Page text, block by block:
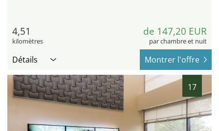
4,51
kilomètres
de 147,20 EUR
par chambre et nuit
Détails Montrer l'offre
17